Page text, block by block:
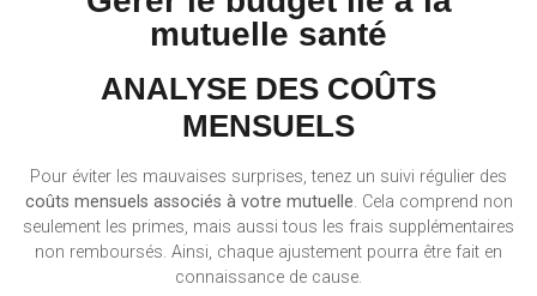
mutuelle santé
ANALYSE DES COÛTS
MENSUELS
Pour éviter les mauvaises surprises, tenez un suivi régulier des
coûts mensuels associés à votre mutuelle. Cela comprend non
seulement les primes, mais aussi tous les frais supplémentaires
non remboursés. Ainsi, chaque ajustement pourra être fait en
connaissance de cause.